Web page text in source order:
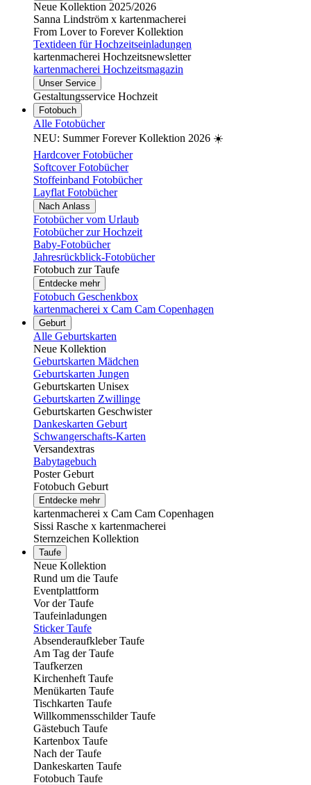
Neue Kollektion 2025/2026
Sanna Lindström x kartenmacherei
From Lover to Forever Kollektion
Textideen für Hochzeitseinladungen
kartenmacherei Hochzeitsnewsletter
kartenmacherei Hochzeitsmagazin
Unser Service
Gestaltungsservice Hochzeit
Fotobuch
Alle Fotobücher
NEU: Summer Forever Kollektion 2026 ☀️
Hardcover Fotobücher
Softcover Fotobücher
Stoffeinband Fotobücher
Layflat Fotobücher
Nach Anlass
Fotobücher vom Urlaub
Fotobücher zur Hochzeit
Baby-Fotobücher
Jahresrückblick-Fotobücher
Fotobuch zur Taufe
Entdecke mehr
Fotobuch Geschenkbox
kartenmacherei x Cam Cam Copenhagen
Geburt
Alle Geburtskarten
Neue Kollektion
Geburtskarten Mädchen
Geburtskarten Jungen
Geburtskarten Unisex
Geburtskarten Zwillinge
Geburtskarten Geschwister
Dankeskarten Geburt
Schwangerschafts-Karten
Versandextras
Babytagebuch
Poster Geburt
Fotobuch Geburt
Entdecke mehr
kartenmacherei x Cam Cam Copenhagen
Sissi Rasche x kartenmacherei
Sternzeichen Kollektion
Taufe
Neue Kollektion
Rund um die Taufe
Eventplattform
Vor der Taufe
Taufeinladungen
Sticker Taufe
Absenderaufkleber Taufe
Am Tag der Taufe
Taufkerzen
Kirchenheft Taufe
Menükarten Taufe
Tischkarten Taufe
Willkommensschilder Taufe
Gästebuch Taufe
Kartenbox Taufe
Nach der Taufe
Dankeskarten Taufe
Fotobuch Taufe